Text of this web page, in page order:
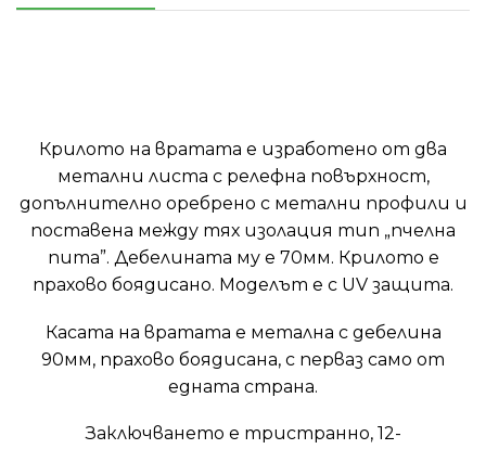
Крилото на вратата е изработено от два
метални листа с релефна повърхност,
допълнително оребрено с метални профили и
поставена между тях изолация тип „пчелна
пита”. Дебелината му е 70мм. Крилото е
прахово боядисано. Моделът е с UV защита.
Касата на вратата е метална с дебелина
90мм, прахово боядисана, с перваз само от
едната страна.
Заключването е тристранно, 12-